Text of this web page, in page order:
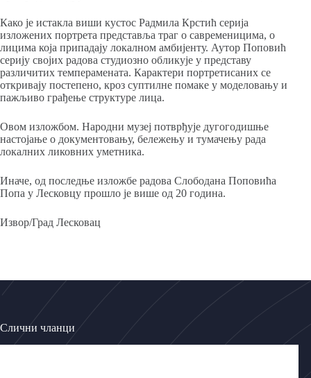
Како је истакла виши кустос Радмила Крстић серија
изложених портрета представља траг о савременицима, о
лицима која припадају локалном амбијенту. Аутор Поповић
серију својих радова студиозно обликује у представу
различитих темперамената. Карактери портретисаних се
откривају постепено, кроз суптилне помаке у моделовању и
пажљиво грађење структуре лица.
Овом изложбом. Народни музеј потврђује дугогодишње
настојање о документовању, бележењу и тумачењу рада
локалних ликовних уметника.
Иначе, од последње изложбе радова Слободана Поповића
Попа у Лесковцу прошло је више од 20 година.
Извор/Град Лесковац
Слични чланци